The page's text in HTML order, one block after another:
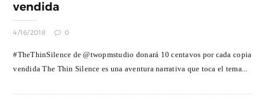
vendida
4/16/2018 0
#TheThinSilence de @twopmstudio donará 10 centavos por cada copia
vendida The Thin Silence es una aventura narrativa que toca el tema...